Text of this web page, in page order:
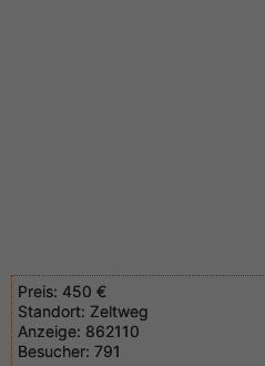
Preis: 450 €
Standort: Zeltweg
Anzeige: 862110
Besucher: 791